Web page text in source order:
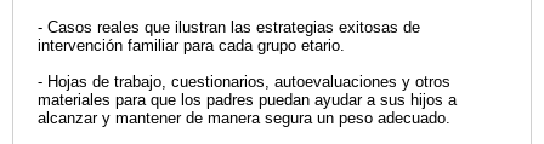
- Casos reales que ilustran las estrategias exitosas de
intervención familiar para cada grupo etario.
- Hojas de trabajo, cuestionarios, autoevaluaciones y otros
materiales para que los padres puedan ayudar a sus hijos a
alcanzar y mantener de manera segura un peso adecuado.